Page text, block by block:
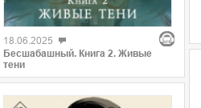
18.06.2025
Бесшабашный. Книга 2. Живые
тени